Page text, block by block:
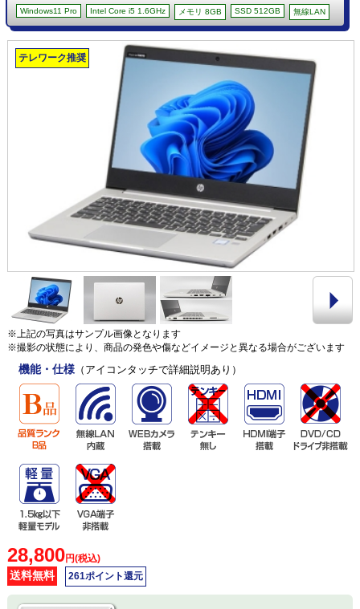
Windows11 Pro Intel Core i5 1.6GHz メモリ 8GB SSD 512GB 無線LAN
テレワーク推奨
※上記の写真はサンプル画像となります
※撮影の状態により、商品の発色や傷などイメージと異なる場合がございます
機能・仕様（アイコンタッチで詳細説明あり）
28,800円(税込)
送料無料 261ポイント還元